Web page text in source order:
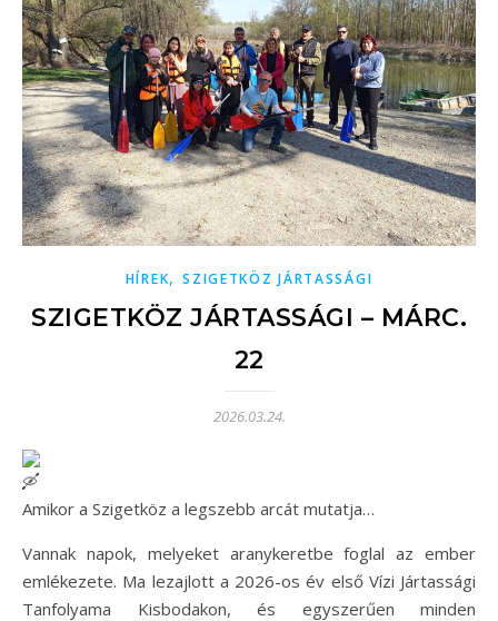
HÍREK,SZIGETKÖZ JÁRTASSÁGI
SZIGETKÖZ JÁRTASSÁGI – MÁRC.
22
2026.03.24.
Amikor a Szigetköz a legszebb arcát mutatja…
Vannak napok, melyeket aranykeretbe foglal az ember
emlékezete. Ma lezajlott a 2026-os év első Vízi Jártassági
Tanfolyama Kisbodakon, és egyszerűen minden